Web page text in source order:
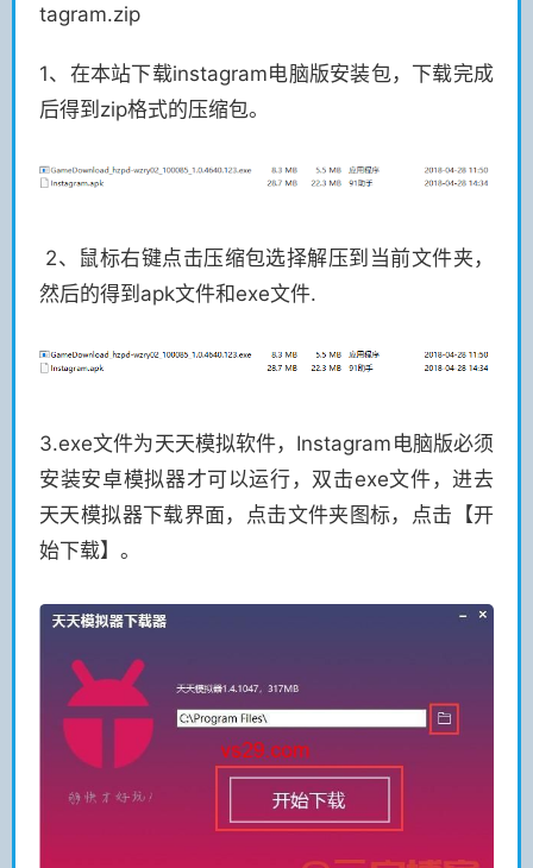
tagram.zip
1、在本站下载instagram电脑版安装包，下载完成
后得到zip格式的压缩包。
2、鼠标右键点击压缩包选择解压到当前文件夹，
然后的得到apk文件和exe文件.
3.exe文件为天天模拟软件，Instagram电脑版必须
安装安卓模拟器才可以运行，双击exe文件，进去
天天模拟器下载界面，点击文件夹图标，点击【开
始下载】。